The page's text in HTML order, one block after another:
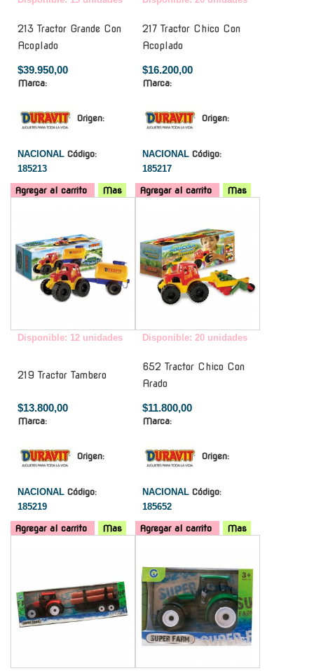
213 Tractor Grande Con
Acoplado
$39.950,00
Marca:
Origen:
NACIONAL Código:
185213
Agregar al carrito Mas
217 Tractor Chico Con
Acoplado
$16.200,00
Marca:
Origen:
NACIONAL Código:
185217
Agregar al carrito
Mas
Disponible: 12 unidades
219 Tractor Tambero
$13.800,00
Marca:
Origen:
NACIONAL Código:
185219
Agregar al carrito Mas
Disponible: 20 unidades
652 Tractor Chico Con
Arado
$11.800,00
Marca:
Origen:
NACIONAL Código:
185652
Agregar al carrito
Mas